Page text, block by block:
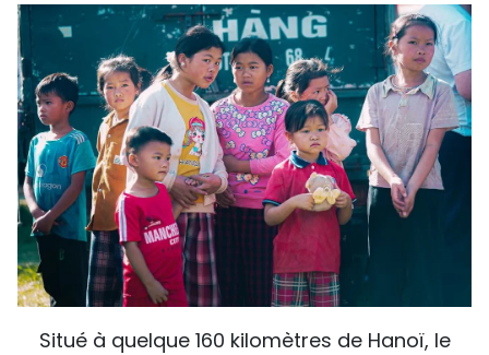
PAYS NATAL
INTERNATIONAL
MÉGASTORIE
INFOGRAPHIE
PHOTO
VIDÉO
Situé à quelque 160 kilomètres de Hanoï, le